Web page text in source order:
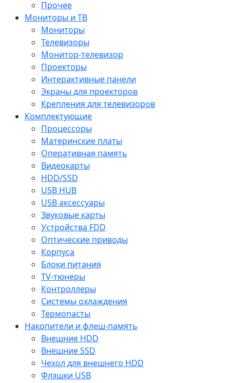
Прочее
Мониторы и ТВ
Мониторы
Телевизоры
Монитор-телевизор
Проекторы
Интерактивные панели
Экраны для проекторов
Крепления для телевизоров
Комплектующие
Процессоры
Материнские платы
Оперативная память
Видеокарты
HDD/SSD
USB HUB
USB аксессуары
Звуковые карты
Устройства FDD
Оптические приводы
Корпуса
Блоки питания
TV-тюнеры
Контроллеры
Системы охлаждения
Термопасты
Накопители и флеш-память
Внешние HDD
Внешние SSD
Чехол для внешнего HDD
Флэшки USB